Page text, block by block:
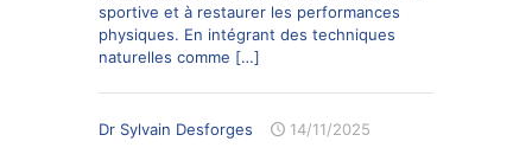
sportive et à restaurer les performances
physiques. En intégrant des techniques
naturelles comme […]
Dr Sylvain Desforges 14/11/2025